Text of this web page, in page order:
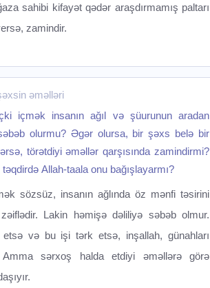
sahibi kifayət qədər araşdırmamış paltarı
zamindir.
əməlləri
içmək insanın ağıl və şüurunun aradan
olurmu? Əgər olursa, bir şəxs belə bir
törətdiyi əməllər qarşısında zamindirmi?
Allah-taala onu bağışlayarmı?
sözsüz, insanın ağlında öz mənfi təsirini
Lakin həmişə dəliliyə səbəb olmur.
və bu işi tərk etsə, inşallah, günahları
Amma sərxoş halda etdiyi əməllərə görə